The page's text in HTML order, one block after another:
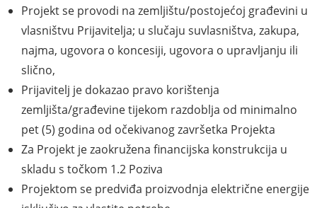
Projekt se provodi na zemljištu/postojećoj građevini u
vlasništvu Prijavitelja; u slučaju suvlasništva, zakupa,
najma, ugovora o koncesiji, ugovora o upravljanju ili
slično,
Prijavitelj je dokazao pravo korištenja
zemljišta/građevine tijekom razdoblja od minimalno
pet (5) godina od očekivanog završetka Projekta
Za Projekt je zaokružena financijska konstrukcija u
skladu s točkom 1.2 Poziva
Projektom se predviđa proizvodnja električne energije